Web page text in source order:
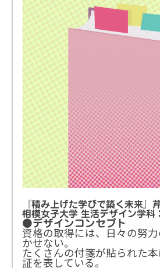
『積み上げた学びで築く未来』
相模女子大学 生活デザイン学科
●デザインコンセプト
資格の取得には、日々の努
かせない。
たくさんの付箋が貼られた
証を表している。
審査員賞(3名)｜賞金3万円
審査員賞(3名)｜賞金3万円
審査員賞(3名)｜賞金3万円
総評